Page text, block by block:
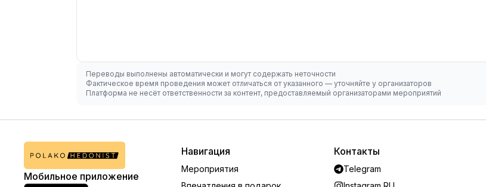
Переводы выполнены автоматически и могут содержать неточности
Фактическое время проведения может отличаться от указанного — уточняйте у организаторов
Платформа не несёт ответственности за контент, предоставляемый организаторами мероприятий
Мобильное приложение
Навигация
Мероприятия
Контакты
Telegram